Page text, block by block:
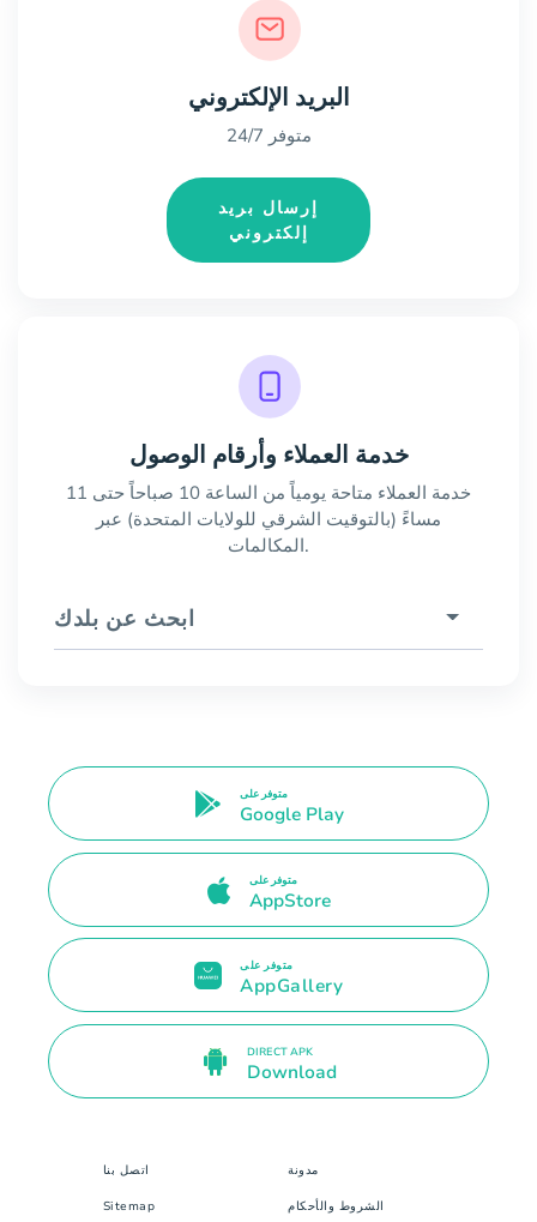
البريد الإلكتروني
متوفر 24/7
إرسال بريد
إلكتروني
خدمة العملاء وأرقام الوصول
خدمة العملاء متاحة يومياً من الساعة 10 صباحاً حتى 11
مساءً (بالتوقيت الشرقي للولايات المتحدة) عبر
المكالمات.
ابحث عن بلدك
متوفر على
Google Play
متوفر على
AppStore
متوفر على
AppGallery
DIRECT APK
Download
اتصل بنا مدونة
Sitemap الشروط والأحكام